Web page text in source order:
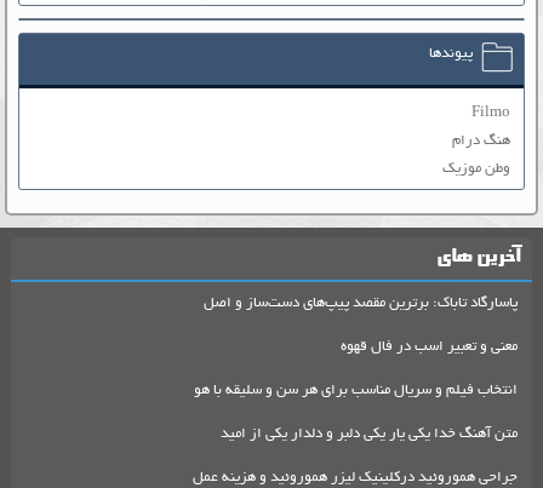
پیوندها
Filmo
هنگ درام
وطن موزیک
آخرین های
پاسارگاد تاباک: برترین مقصد پیپ‌های دست‌ساز و اصل
معنی و تعبیر اسب در فال قهوه
انتخاب فیلم و سریال مناسب برای هر سن و سلیقه با هو
متن آهنگ خدا یکی یار یکی دلبر و دلدار یکی از امید
جراحی هموروئید درکلینیک لیزر هموروئید و هزینه عمل